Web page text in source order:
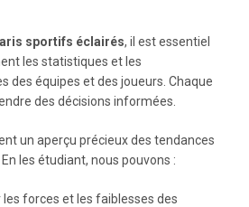
sportifs éclairés, il est essentiel
les statistiques et les
des équipes et des joueurs. Chaque
des décisions informées.
un aperçu précieux des tendances
les étudiant, nous pouvons :
les forces et les faiblesses des